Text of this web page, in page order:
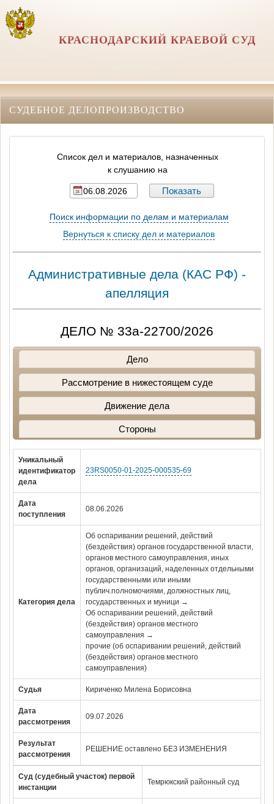
КРАСНОДАРСКИЙ КРАЕВОЙ СУД
СУДЕБНОЕ ДЕЛОПРОИЗВОДСТВО
Список дел и материалов, назначенных
к слушанию на
Поиск информации по делам и материалам
Вернуться к списку дел и материалов
Административные дела (КАC РФ) -
апелляция
ДЕЛО № 33а-22700/2026
Дело
Рассмотрение в нижестоящем суде
Движение дела
Стороны
Уникальный
идентификатор
дела
23RS0050-01-2025-000535-69
Дата
поступления
08.06.2026
Категория дела
Об оспаривании решений, действий
(бездействия) органов государственной власти,
органов местного самоуправления, иных
органов, организаций, наделенных отдельными
государственными или иными
публич.полномочиями, должностных лиц,
государственных и муници →
Об оспаривании решений, действий
(бездействия) органов местного
самоуправления →
прочие (об оспаривании решений, действий
(бездействия) органов местного
самоуправления)
Судья Кириченко Милена Борисовна
Дата
рассмотрения
09.07.2026
Результат
рассмотрения
РЕШЕНИЕ оставлено БЕЗ ИЗМЕНЕНИЯ
Суд (судебный участок) первой
инстанции
Темрюкский районный суд